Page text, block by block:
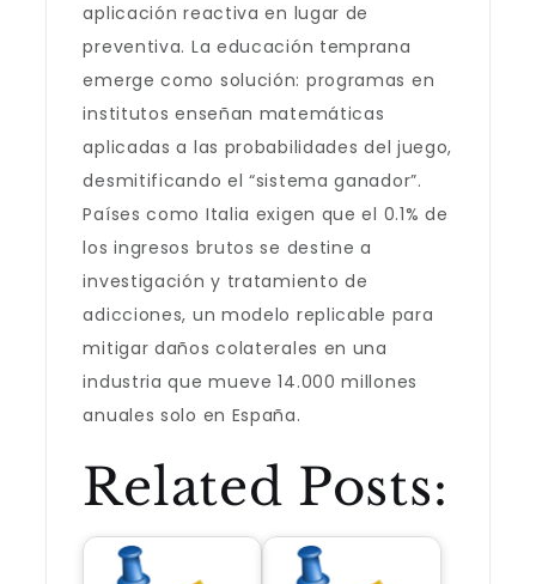
aplicación reactiva en lugar de
preventiva. La educación temprana
emerge como solución: programas en
institutos enseñan matemáticas
aplicadas a las probabilidades del juego,
desmitificando el “sistema ganador”.
Países como Italia exigen que el 0.1% de
los ingresos brutos se destine a
investigación y tratamiento de
adicciones, un modelo replicable para
mitigar daños colaterales en una
industria que mueve 14.000 millones
anuales solo en España.
Related Posts: